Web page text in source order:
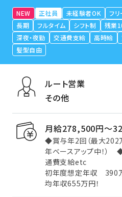
NEW 正社員 未経験者OK フ
長期
フルタイム シフト制
残業
深夜・夜勤
交通費支給 高時給
髪型自由
ルート営業
その他
月給278,500円〜
◆賞与年2回（最大
年ベースアップ中！
通費支給etc
初年度想定年収
均年収655万円！